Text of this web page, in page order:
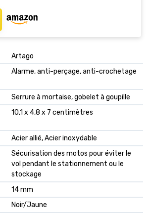
Artago
Alarme, anti-perçage, anti-crochetage
Serrure à mortaise, gobelet à goupille
10,1 x 4,8 x 7 centimètres
Acier allié, Acier inoxydable
Sécurisation des motos pour éviter le
vol pendant le stationnement ou le
stockage
14 mm
Noir/Jaune